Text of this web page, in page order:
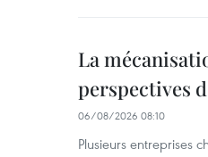
La
perspectives
06/08/2026 08:10
Plusieurs entreprises